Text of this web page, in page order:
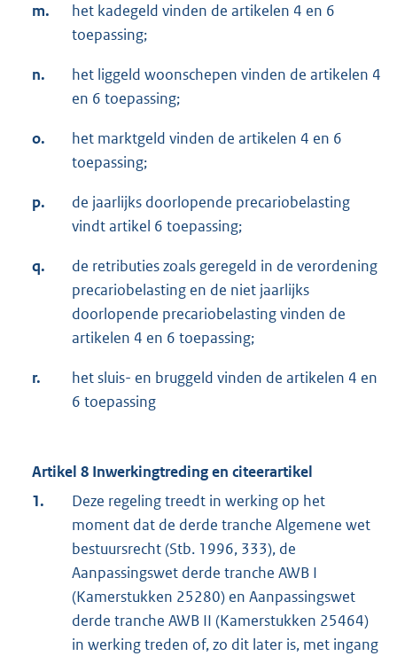
m.
het kadegeld vinden de artikelen 4 en 6
toepassing;
n.
het liggeld woonschepen vinden de artikelen 4
en 6 toepassing;
o.
het marktgeld vinden de artikelen 4 en 6
toepassing;
p.
de jaarlijks doorlopende precariobelasting
vindt artikel 6 toepassing;
q.
de retributies zoals geregeld in de verordening
precariobelasting en de niet jaarlijks
doorlopende precariobelasting vinden de
artikelen 4 en 6 toepassing;
r.
het sluis- en bruggeld vinden de artikelen 4 en
6 toepassing
Artikel 8 Inwerkingtreding en citeerartikel
1.
Deze regeling treedt in werking op het
moment dat de derde tranche Algemene wet
bestuursrecht (Stb. 1996, 333), de
Aanpassingswet derde tranche AWB I
(Kamerstukken 25280) en Aanpassingswet
derde tranche AWB II (Kamerstukken 25464)
in werking treden of, zo dit later is, met ingang